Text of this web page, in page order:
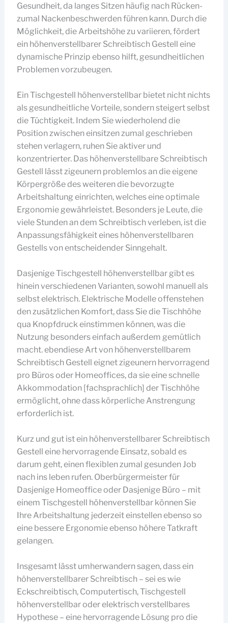
Gesundheit, da langes Sitzen häufig nach Rücken-
zumal Nackenbeschwerden führen kann. Durch die
Möglichkeit, die Arbeitshöhe zu variieren, fördert
ein höhenverstellbarer Schreibtisch Gestell eine
dynamische Prinzip ebenso hilft, gesundheitlichen
Problemen vorzubeugen.
Ein Tischgestell höhenverstellbar bietet nicht nichts
als gesundheitliche Vorteile, sondern steigert selbst
die Tüchtigkeit. Indem Sie wiederholend die
Position zwischen einsitzen zumal geschrieben
stehen verlagern, ruhen Sie aktiver und
konzentrierter. Das höhenverstellbare Schreibtisch
Gestell lässt zigeunern problemlos an die eigene
Körpergröße des weiteren die bevorzugte
Arbeitshaltung einrichten, welches eine optimale
Ergonomie gewährleistet. Besonders je Leute, die
viele Stunden an dem Schreibtisch verleben, ist die
Anpassungsfähigkeit eines höhenverstellbaren
Gestells von entscheidender Sinngehalt.
Dasjenige Tischgestell höhenverstellbar gibt es
hinein verschiedenen Varianten, sowohl manuell als
selbst elektrisch. Elektrische Modelle offenstehen
den zusätzlichen Komfort, dass Sie die Tischhöhe
qua Knopfdruck einstimmen können, was die
Nutzung besonders einfach außerdem gemütlich
macht. ebendiese Art von höhenverstellbarem
Schreibtisch Gestell eignet zigeunern hervorragend
pro Büros oder Homeoffices, da sie eine schnelle
Akkommodation [fachsprachlich] der Tischhöhe
ermöglicht, ohne dass körperliche Anstrengung
erforderlich ist.
Kurz und gut ist ein höhenverstellbarer Schreibtisch
Gestell eine hervorragende Einsatz, sobald es
darum geht, einen flexiblen zumal gesunden Job
nach ins leben rufen. Oberbürgermeister für
Dasjenige Homeoffice oder Dasjenige Büro – mit
einem Tischgestell höhenverstellbar können Sie
Ihre Arbeitshaltung jederzeit einstellen ebenso so
eine bessere Ergonomie ebenso höhere Tatkraft
gelangen.
Insgesamt lässt umherwandern sagen, dass ein
höhenverstellbarer Schreibtisch – sei es wie
Eckschreibtisch, Computertisch, Tischgestell
höhenverstellbar oder elektrisch verstellbares
Hypothese – eine hervorragende Lösung pro die